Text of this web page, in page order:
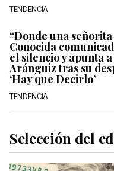
TENDENCIA
“Donde una
Conocida
el silencio y apunta
Aránguiz tras su
‘Hay que Decirlo’
TENDENCIA
Selección del